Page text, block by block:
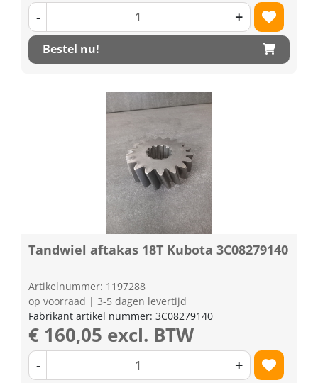
- +
Bestel nu!
Tandwiel aftakas 18T Kubota 3C08279140
Artikelnummer: 1197288
op voorraad | 3-5 dagen levertijd
Fabrikant artikel nummer: 3C08279140
€ 160,05 excl. BTW
- +